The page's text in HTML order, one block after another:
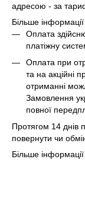
адресою - за
Більше
Оплата
платіжну
Оплата при
та на акційні
отриманні
Замовлення
повної
Протягом 14 днів
повернути чи
Більше